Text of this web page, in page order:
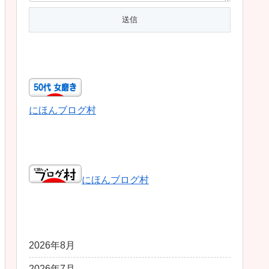
にほんブログ村
にほんブログ村
2026年8月